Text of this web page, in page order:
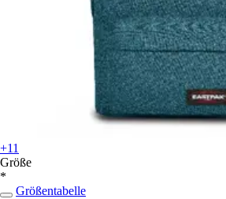
+11
Größe
*
Größentabelle